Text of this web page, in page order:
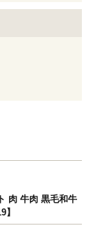
肉 牛肉 黒毛和牛